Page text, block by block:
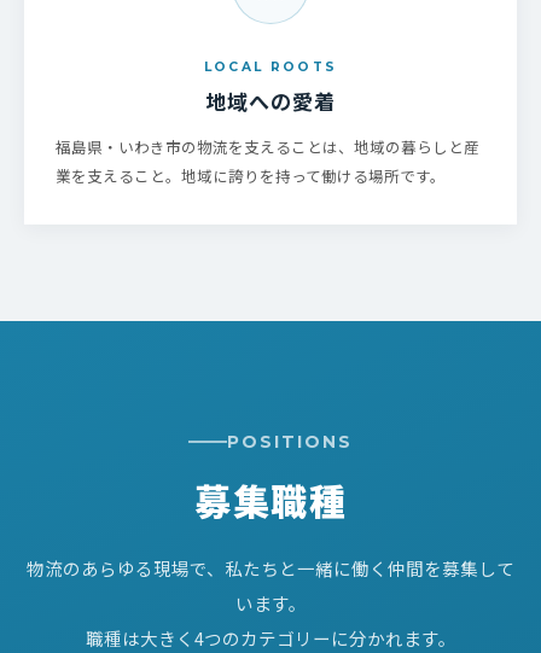
LOCAL ROOTS
地域への愛着
福島県・いわき市の物流を支えることは、地域の暮らしと産
業を支えること。地域に誇りを持って働ける場所です。
POSITIONS
募集職種
物流のあらゆる現場で、私たちと一緒に働く仲間を募集して
います。
職種は大きく4つのカテゴリーに分かれます。